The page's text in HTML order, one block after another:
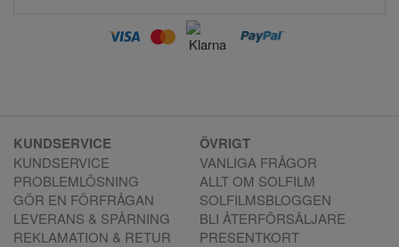
KUNDSERVICE
KUNDSERVICE
PROBLEMLÖSNING
GÖR EN FÖRFRÅGAN
LEVERANS & SPÅRNING
REKLAMATION & RETUR
ÖVRIGT
VANLIGA FRÅGOR
ALLT OM SOLFILM
SOLFILMSBLOGGEN
BLI ÅTERFÖRSÄLJARE
PRESENTKORT